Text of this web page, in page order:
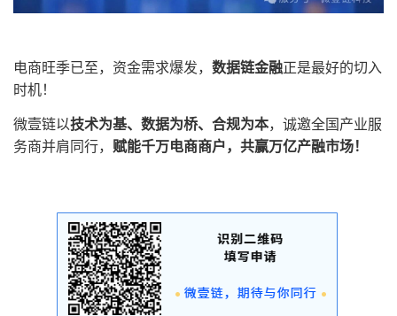
电商旺季已至，资金需求爆发， 数据链金融正是最好的切入
时机！
微壹链以技术为基、数据为桥、合规为本，诚邀全国产业服
务商并肩同行， 赋能千万电商商户，共赢万亿产融市场！